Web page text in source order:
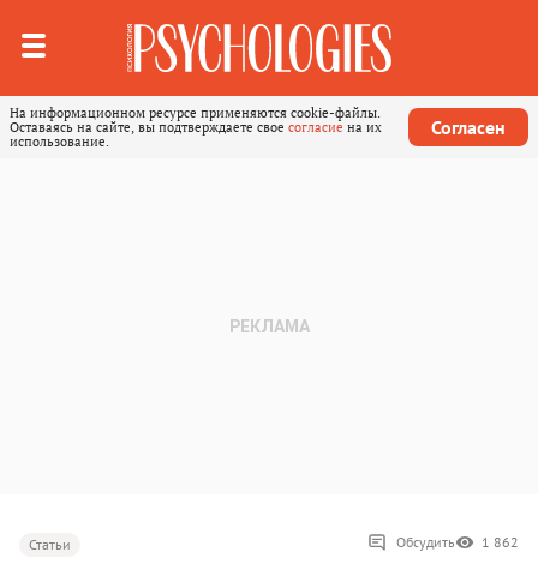
На информационном ресурсе применяются cookie-файлы.
Оставаясь на сайте, вы подтверждаете свое согласие на их
использование.
Согласен
Статьи Обсудить 1 862